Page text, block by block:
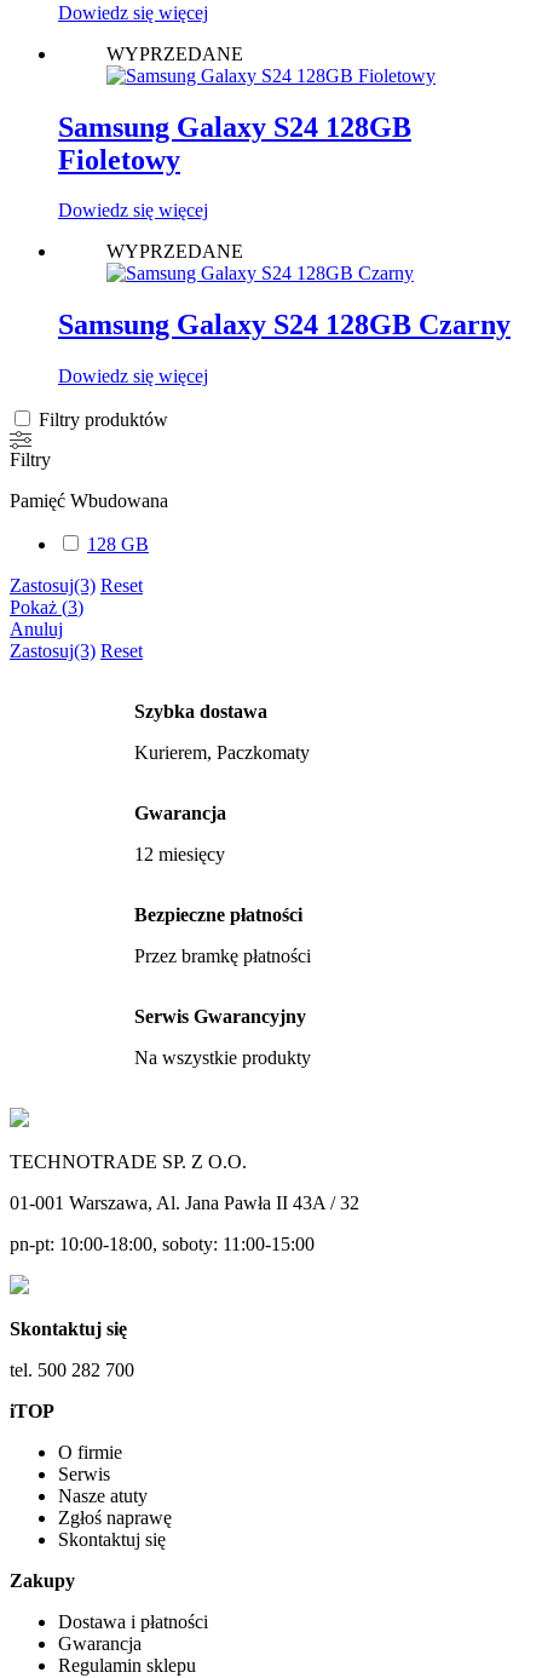
Dowiedz się więcej
WYPRZEDANE
Samsung Galaxy S24 128GB
Fioletowy
Dowiedz się więcej
WYPRZEDANE
Samsung Galaxy S24 128GB Czarny
Dowiedz się więcej
Filtry produktów
Filtry
Pamięć Wbudowana
128 GB
Zastosuj(3) Reset
Pokaż (3)
Anuluj
Zastosuj(3) Reset
Szybka dostawa
Kurierem, Paczkomaty
Gwarancja
12 miesięcy
Bezpieczne płatności
Przez bramkę płatności
Serwis Gwarancyjny
Na wszystkie produkty
TECHNOTRADE SP. Z O.O.
01-001 Warszawa, Al. Jana Pawła II 43A / 32
pn-pt: 10:00-18:00, soboty: 11:00-15:00
Skontaktuj się
tel. 500 282 700
iTOP
O firmie
Serwis
Nasze atuty
Zgłoś naprawę
Skontaktuj się
Zakupy
Dostawa i płatności
Gwarancja
Regulamin sklepu